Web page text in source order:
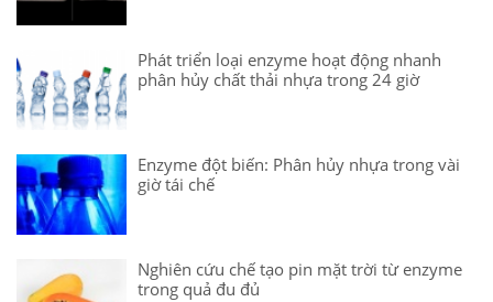
Phát triển loại enzyme hoạt động nhanh
phân hủy chất thải nhựa trong 24 giờ
Enzyme đột biến: Phân hủy nhựa trong vài
giờ tái chế
Nghiên cứu chế tạo pin mặt trời từ enzyme
trong quả đu đủ